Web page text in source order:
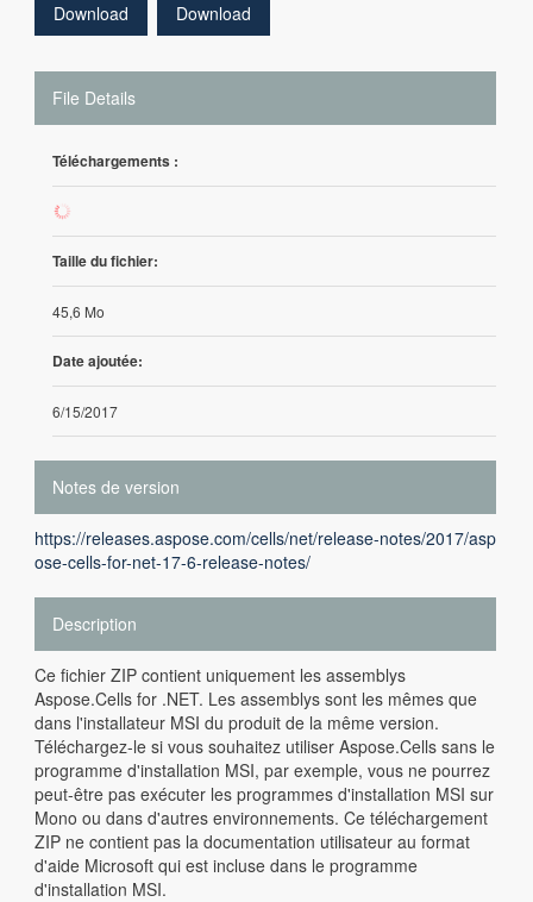
Download Download
File Details
Téléchargements :
331
Taille du fichier:
45,6 Mo
Date ajoutée:
6/15/2017
Notes de version
https://releases.aspose.com/cells/net/release-notes/2017/asp
ose-cells-for-net-17-6-release-notes/
Description
Ce fichier ZIP contient uniquement les assemblys
Aspose.Cells for .NET. Les assemblys sont les mêmes que
dans l'installateur MSI du produit de la même version.
Téléchargez-le si vous souhaitez utiliser Aspose.Cells sans le
programme d'installation MSI, par exemple, vous ne pourrez
peut-être pas exécuter les programmes d'installation MSI sur
Mono ou dans d'autres environnements. Ce téléchargement
ZIP ne contient pas la documentation utilisateur au format
d'aide Microsoft qui est incluse dans le programme
d'installation MSI.